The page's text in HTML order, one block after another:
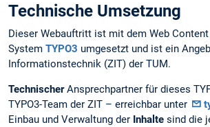
Technische Umsetzung
Dieser Webauftritt ist mit dem Web
System TYPO3 umgesetzt und ist ein
Informationstechnik (ZIT) der TUM.
TechnischerAnsprechpartner für dieses
TYPO3-Team der ZIT – erreichbar unter
Einbau und Verwaltung der Inhalte sind die